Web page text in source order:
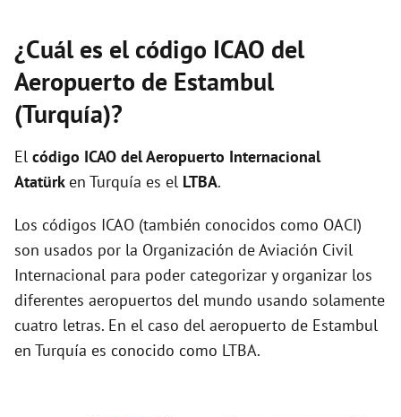
¿Cuál es el código ICAO del
Aeropuerto de Estambul
(Turquía)?
El código ICAO delAeropuerto Internacional
Atatürken Turquía es el LTBA.
Los códigos ICAO (también conocidos como OACI)
son usados por la Organización de Aviación Civil
Internacional para poder categorizar y organizar los
diferentes aeropuertos del mundo usando solamente
cuatro letras. En el caso del aeropuerto de Estambul
en Turquía es conocido como LTBA.